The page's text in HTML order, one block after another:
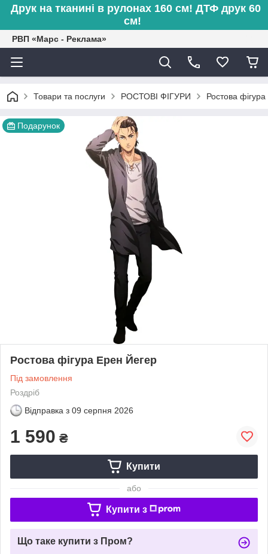
Друк на тканині в рулонах 160 см! ДТФ друк 60
см!
РВП «Марс - Реклама»
Товари та послуги РОСТОВІ ФІГУРИ Ростова
Подарунок
Ростова фігура Ерен Йегер
Під замовлення
Роздріб
Відправка з 09 серпня 2026
1 590 ₴
Купити
або
Купити з
Що таке купити з Пром?